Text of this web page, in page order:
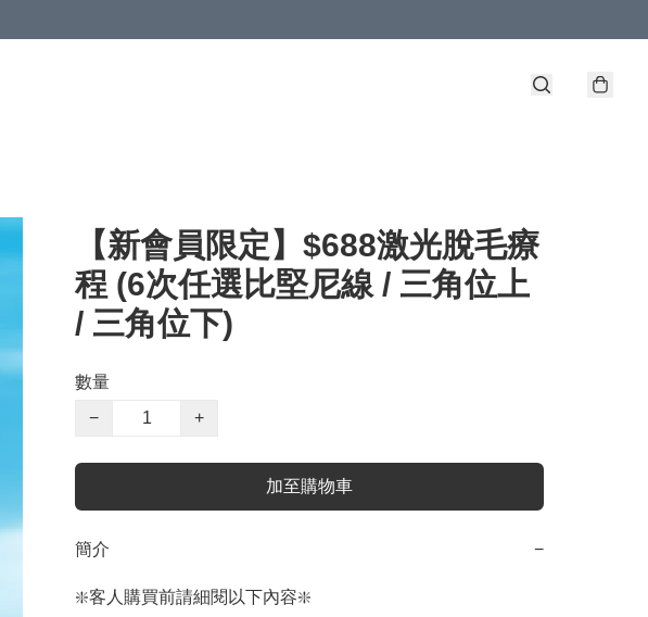
【新會員限定】$688激光脫毛療
程 (6次任選比堅尼線 / 三角位上
/ 三角位下)
數量
−
+
加至購物車
簡介 −
❇️客人購買前請細閱以下內容❇️